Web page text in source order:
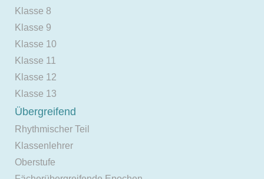
Klasse 8
Klasse 9
Klasse 10
Klasse 11
Klasse 12
Klasse 13
Übergreifend
Rhythmischer Teil
Klassenlehrer
Oberstufe